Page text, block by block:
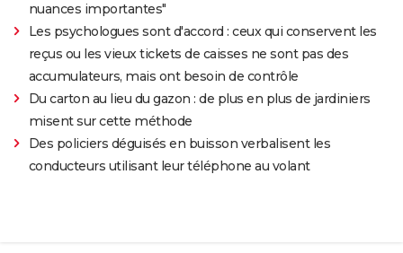
nuances importantes"
Les psychologues sont d'accord : ceux qui conservent les
reçus ou les vieux tickets de caisses ne sont pas des
accumulateurs, mais ont besoin de contrôle
Du carton au lieu du gazon : de plus en plus de jardiniers
misent sur cette méthode
Des policiers déguisés en buisson verbalisent les
conducteurs utilisant leur téléphone au volant